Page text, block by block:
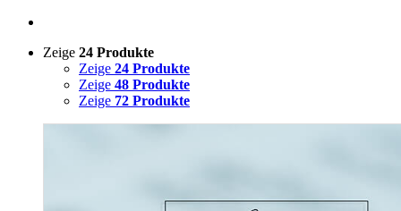
Zeige 24 Produkte
Zeige 24 Produkte
Zeige 48 Produkte
Zeige 72 Produkte